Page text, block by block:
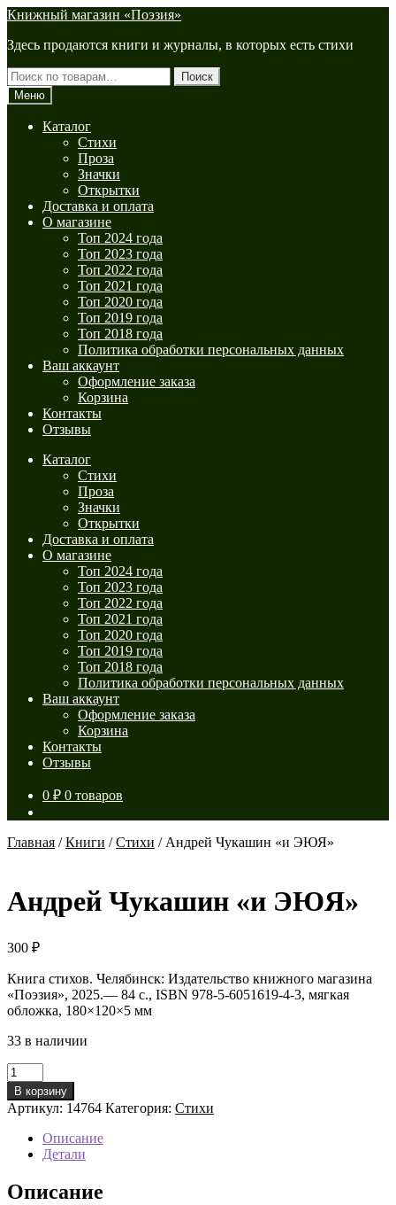
Перейти
навигации
Перейти
содержимому
Книжный магазин «Поэзия»
Здесь продаются книги и журналы, в которых есть стихи
Искать:
Поиск
Меню
Каталог
Стихи
Проза
Значки
Открытки
Доставка и оплата
О магазине
Топ 2024 года
Топ 2023 года
Топ 2022 года
Топ 2021 года
Топ 2020 года
Топ 2019 года
Топ 2018 года
Политика обработки персональных данных
Ваш аккаунт
Оформление заказа
Корзина
Контакты
Отзывы
Каталог
Стихи
Проза
Значки
Открытки
Доставка и оплата
О магазине
Топ 2024 года
Топ 2023 года
Топ 2022 года
Топ 2021 года
Топ 2020 года
Топ 2019 года
Топ 2018 года
Политика обработки персональных данных
Ваш аккаунт
Оформление заказа
Корзина
Контакты
Отзывы
0 ₽ 0 товаров
Главная /Книги /Стихи / Андрей Чукашин «и ЭЮЯ»
Андрей Чукашин «и ЭЮЯ»
300 ₽
Книга стихов. Челябинск: Издательство книжного магазина
«Поэзия», 2025.— 84 с., ISBN 978-5-6051619-4-3, мягкая
обложка, 180×120×5 мм
33 в наличии
Количество
товара
Андрей
Чукашин
ЭЮЯ»
В корзину
Артикул: 14764 Категория: Стихи
Описание
Детали
Описание